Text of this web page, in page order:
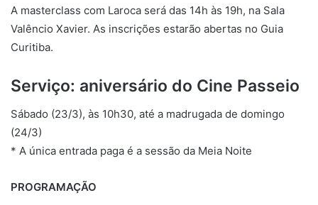
A masterclass com Laroca será das 14h às 19h, na Sala
Valêncio Xavier. As inscrições estarão abertas no Guia
Curitiba.
Serviço: aniversário do Cine Passeio
Sábado (23/3), às 10h30, até a madrugada de domingo
(24/3)
* A única entrada paga é a sessão da Meia Noite
PROGRAMAÇÃO